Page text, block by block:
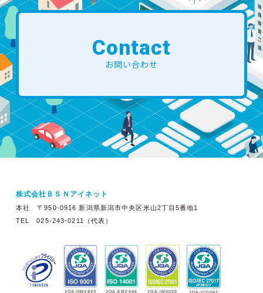
Contact
お問い合わせ
株式会社ＢＳＮアイネット
本社 〒950-0916 新潟県新潟市中央区米山2丁目5番地1
TEL 025-243-0211（代表）
JQA-QM3893 JQA-EM2446 JQA-IM0039 JQA-IC0042